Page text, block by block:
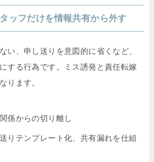
ッフだけを情報共有から外す
い、申し送りを意図的に省くなど、
する行為です。ミス誘発と責任転嫁
ります。
係からの切り離し
りテンプレート化、共有漏れを仕組